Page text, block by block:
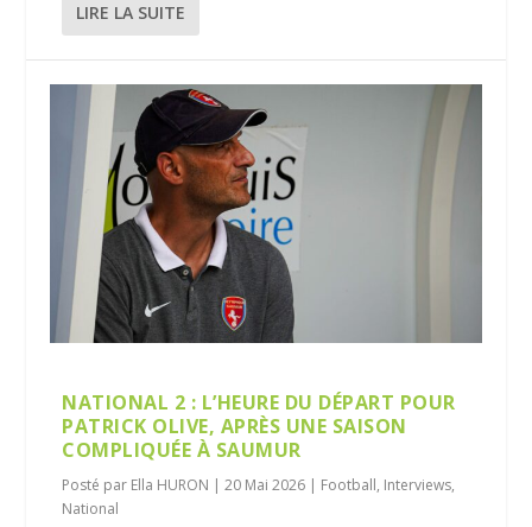
LIRE LA SUITE
NATIONAL 2 : L’HEURE DU DÉPART POUR
PATRICK OLIVE, APRÈS UNE SAISON
COMPLIQUÉE À SAUMUR
Posté par Ella HURON |20 Mai 2026 | Football, Interviews,
National